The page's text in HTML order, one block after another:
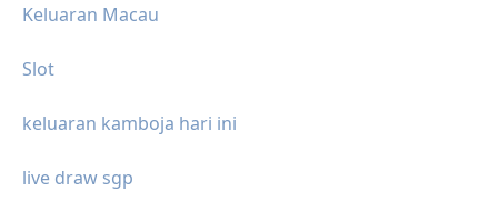
Keluaran Macau
Slot
keluaran kamboja hari ini
live draw sgp